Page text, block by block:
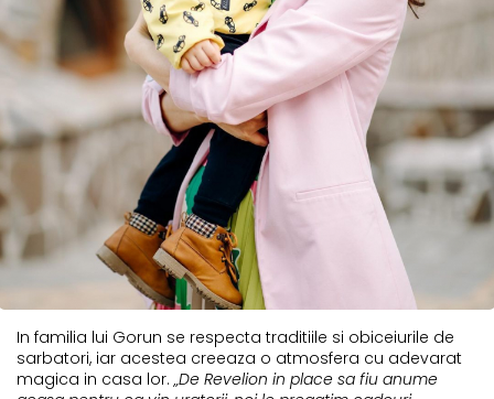
In familia lui Gorun se respecta traditiile si obiceiurile de
sarbatori, iar acestea creeaza o atmosfera cu adevarat
magica in casa lor. „De Revelion in place sa fiu anume